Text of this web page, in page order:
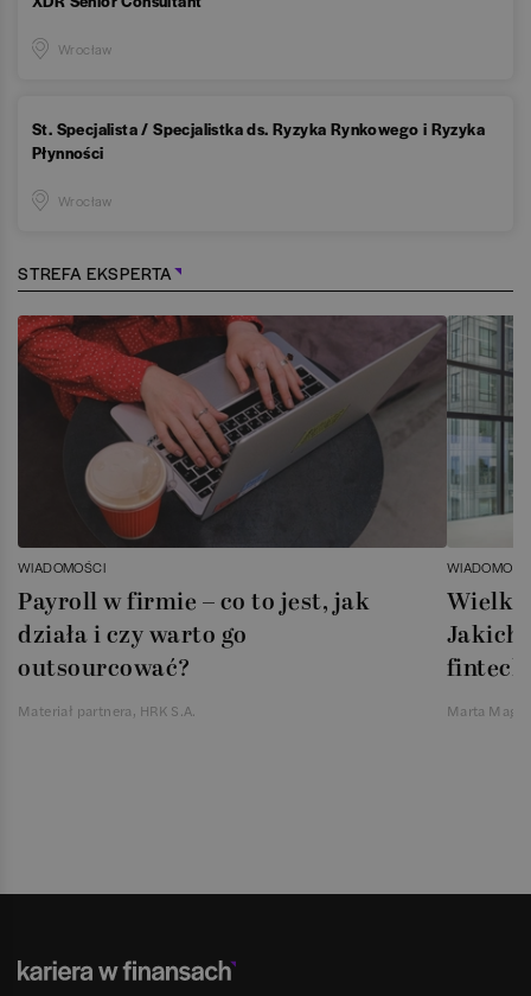
Wrocław
St. Specjalista / Specjalistka ds. Ryzyka Rynkowego i Ryzyka
Płynności
Wrocław
STREFA EKSPERTA
WIADOMOŚCI
Payroll w firmie – co to jest, jak
działa i czy warto go
outsourcować?
Materiał partnera, HRK S.A.
Jakich
Marta